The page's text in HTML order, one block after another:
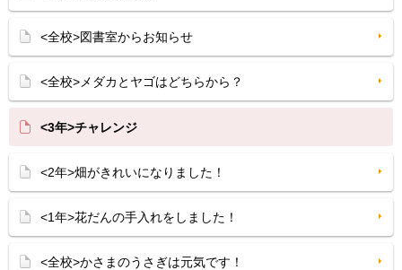
<全校>図書室からお知らせ
<全校>メダカとヤゴはどちらから？
<3年>チャレンジ
<2年>畑がきれいになりました！
<1年>花だんの手入れをしました！
<全校>かさまのうさぎは元気です！